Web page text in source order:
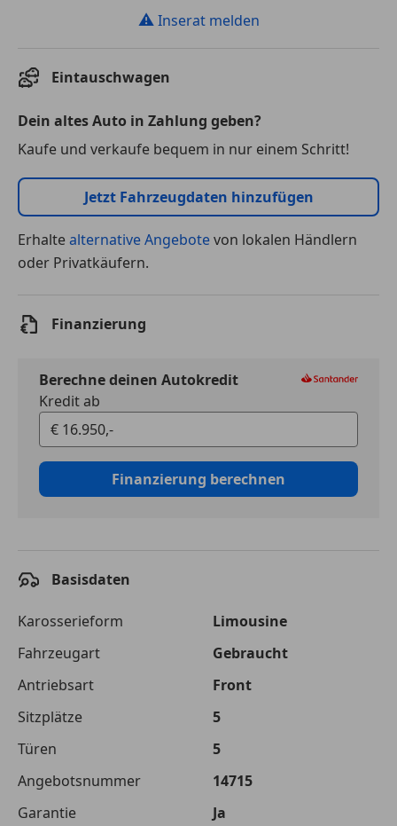
⚠ Inserat melden
Eintauschwagen
Dein altes Auto in Zahlung geben?
Kaufe und verkaufe bequem in nur einem Schritt!
Jetzt Fahrzeugdaten hinzufügen
Erhaltealternative Angebotevon lokalen Händlern
oder Privatkäufern.
Finanzierung
Berechne deinen Autokredit
Kredit ab
Finanzierung berechnen
Basisdaten
Karosserieform
Limousine
Fahrzeugart
Gebraucht
Antriebsart
Front
Sitzplätze
5
Türen
5
Angebotsnummer
14715
Garantie
Ja